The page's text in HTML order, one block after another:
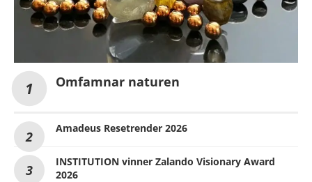
Omfamnar naturen
Amadeus Resetrender 2026
INSTITUTION vinner Zalando Visionary Award
2026